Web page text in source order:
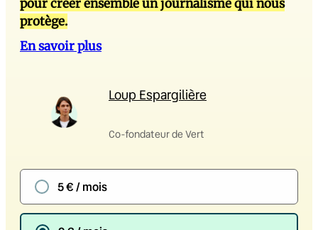
pour créer ensemble un journalisme qui nous
protège.
En savoir plus
Loup Espargilière
Co-fondateur de Vert
5 € / mois